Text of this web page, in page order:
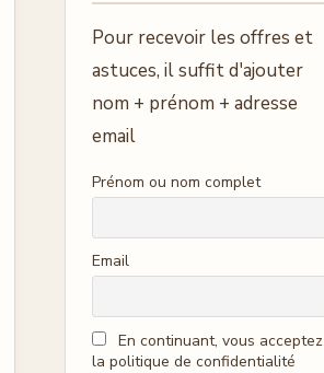
Pour recevoir les offres et
astuces, il suffit d'ajouter
nom + prénom + adresse
email
Prénom ou nom complet
Email
En continuant, vous acceptez
la politique de confidentialité